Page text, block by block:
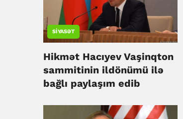
SIYASƏT
Hikmət Hacıyev Vaşinqton
sammitinin ildönümü ilə
bağlı paylaşım edib